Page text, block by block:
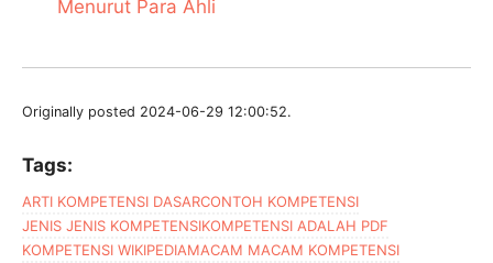
Menurut Para Ahli
Originally posted 2024-06-29 12:00:52.
Tags:
ARTI KOMPETENSI DASARCONTOH KOMPETENSI
JENIS JENIS KOMPETENSIKOMPETENSI ADALAH PDF
KOMPETENSI WIKIPEDIAMACAM MACAM KOMPETENSI